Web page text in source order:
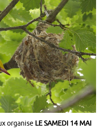
organise LE SAMEDI 14 MAI